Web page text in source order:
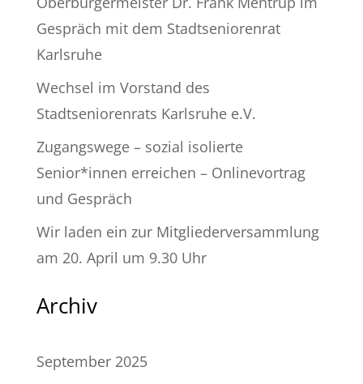
Gespräch mit dem Stadtseniorenrat
Karlsruhe
Wechsel im Vorstand des
Stadtseniorenrats Karlsruhe e.V.
Zugangswege – sozial isolierte
Senior*innen erreichen – Onlinevortrag
und Gespräch
Wir laden ein zur Mitgliederversammlung
am 20. April um 9.30 Uhr
Archiv
September 2025